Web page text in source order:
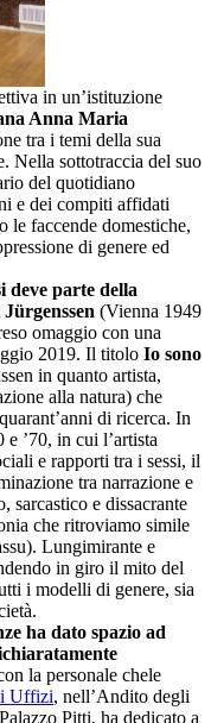
in un’istituzione
Anna Maria
tra i temi della sua
Nella sottotraccia del suo
del quotidiano
e dei compiti affidati
le faccende domestiche,
di genere ed
deve parte della
(Vienna 1949
omaggio con una
2019. Il titolo Io sono
in quanto artista,
alla natura) che
di ricerca. In
’70, in cui l’artista
e rapporti tra i sessi, il
tra narrazione e
sarcastico e dissacrante
che ritroviamo simile
Lungimirante e
in giro il mito del
i modelli di genere, sia
ha dato spazio ad
la personale chele
Uffizi, nell’Andito degli
Pitti, ha dedicato a